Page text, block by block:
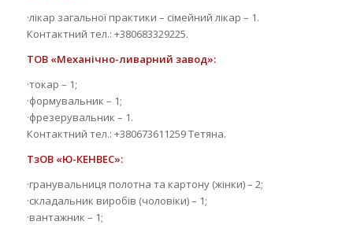
·лікар загальної практики – сімейний лікар – 1.
Контактний тел.: +380683329225.
ТОВ «Механічно-ливарний завод»:
·токар – 1;
·формувальник – 1;
·фрезерувальник – 1.
Контактний тел.: +380673611259 Тетяна.
ТзОВ «Ю-КЕНВЕС»:
·гранувальниця полотна та картону (жінки) – 2;
·складальник виробів (чоловіки) – 1;
·вантажник – 1;